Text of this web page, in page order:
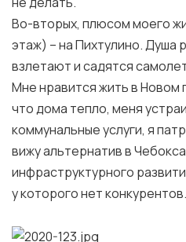
Во-вторых, плюсом моего
этаж) – на Пихтулино. Душа
взлетают и садятся
Мне нравится жить в Новом
что дома тепло, меня
коммунальные услуги, я
вижу альтернатив в
инфраструктурного
у которого нет конкурентов.